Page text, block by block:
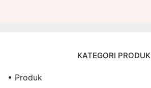
KATEGORI PRODUK
• Produk